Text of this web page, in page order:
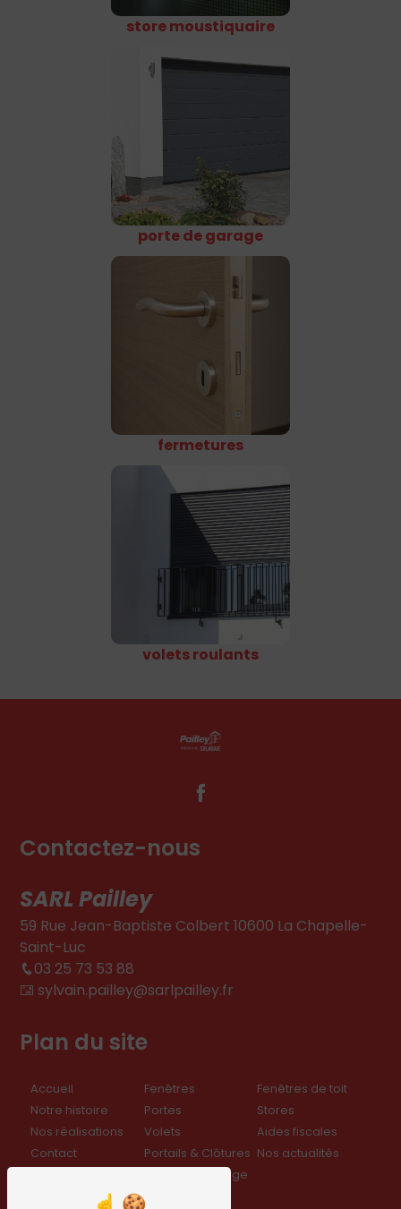
store moustiquaire
porte de garage
fermetures
volets roulants
Contactez-nous
SARL Pailley
59 Rue Jean-Baptiste Colbert 10600 La Chapelle-
Saint-Luc
03 25 73 53 88
sylvain.pailley@sarlpailley.fr
Plan du site
Accueil
Notre histoire
Nos réalisations
Contact
Fenêtres
Portes
Volets
Portails & Clôtures
Portes de garage
Fenêtres de toit
Stores
Aides fiscales
Nos actualités